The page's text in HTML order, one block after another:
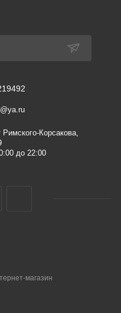
Римского-Корсакова,
до 22:00
магазин